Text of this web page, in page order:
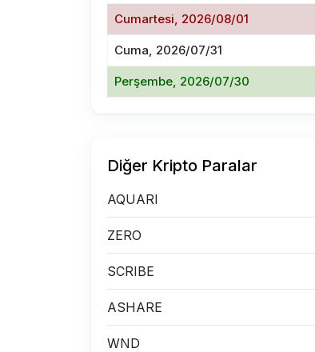
Cumartesi, 2026/08/01
Cuma, 2026/07/31
Perşembe, 2026/07/30
Diğer Kripto Paralar
AQUARI
ZERO
SCRIBE
ASHARE
WND